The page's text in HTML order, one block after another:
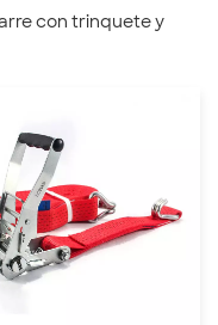
con trinquete y